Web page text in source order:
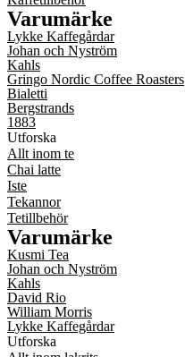
Varumärke
Lykke Kaffegårdar
Johan och Nyström
Kahls
Gringo Nordic Coffee Roasters
Bialetti
Bergstrands
1883
Utforska
Allt inom te
Chai latte
Iste
Tekannor
Tetillbehör
Varumärke
Kusmi Tea
Johan och Nyström
Kahls
David Rio
William Morris
Lykke Kaffegårdar
Utforska